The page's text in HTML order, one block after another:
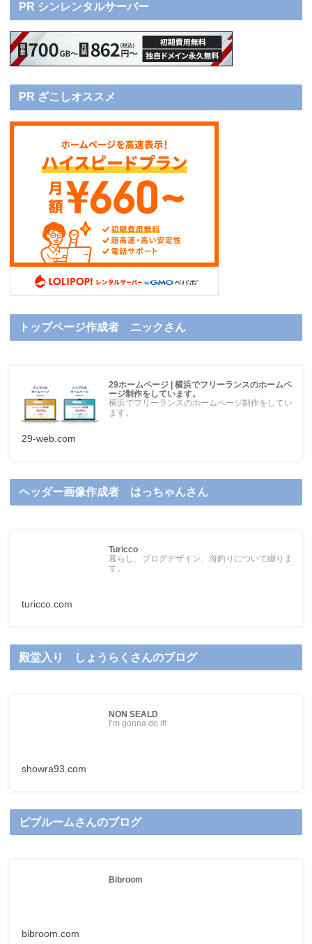
PR シンレンタルサーバー
PR ざこしオススメ
トップページ作成者 ニックさん
29ホームページ | 横浜でフリーランスのホームペ
ージ制作をしています。
横浜でフリーランスのホームページ制作をしてい
ます。
29-web.com
ヘッダー画像作成者 はっちゃんさん
Turicco
暮らし、ブログデザイン、海釣りについて綴りま
す。
turicco.com
殿堂入り しょうらくさんのブログ
NON SEALD
I’m gonna do it!
showra93.com
ビブルームさんのブログ
Bibroom
bibroom.com